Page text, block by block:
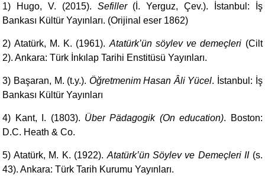
1) Hugo, V. (2015). Sefiller(İ. Yerguz, Çev.). İstanbul: İş
Bankası Kültür Yayınları. (Orijinal eser 1862)
2) Atatürk, M. K. (1961). Atatürk’ün söylev ve demeçleri (Cilt
2). Ankara: Türk İnkılap Tarihi Enstitüsü Yayınları.
3) Başaran, M. (t.y.). Öğretmenim Hasan Âli Yücel. İstanbul: İş
Bankası Kültür Yayınları
4) Kant, I. (1803). Über Pädagogik (On education). Boston:
D.C. Heath & Co.
5) Atatürk, M. K. (1922). Atatürk’ün Söylev ve Demeçleri II(s.
43). Ankara: Türk Tarih Kurumu Yayınları.